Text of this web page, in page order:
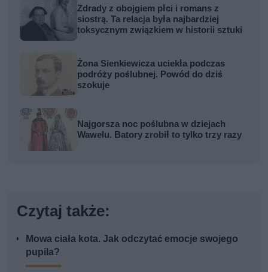
Zdrady z obojgiem płci i romans z
siostrą. Ta relacja była najbardziej
toksycznym związkiem w historii sztuki
Żona Sienkiewicza uciekła podczas
podróży poślubnej. Powód do dziś
szokuje
Najgorsza noc poślubna w dziejach
Wawelu. Batory zrobił to tylko trzy razy
Czytaj także:
Mowa ciała kota. Jak odczytać emocje swojego
pupila?